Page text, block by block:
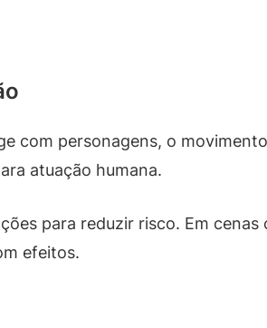
com personagens, o
atuação humana.
para reduzir risco. Em
efeitos.